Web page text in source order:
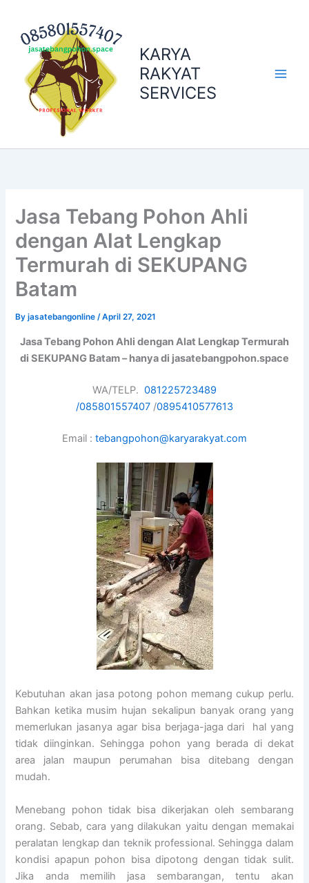
content
KARYA
RAKYAT
SERVICES
Jasa Tebang Pohon Ahli
dengan Alat Lengkap
Termurah di SEKUPANG
Batam
Byjasatebangonline/April 27, 2021
Jasa Tebang Pohon Ahli dengan Alat Lengkap Termurah
di SEKUPANG Batam – hanya di jasatebangpohon.space
WA/TELP. 081225723489
/085801557407 /0895410577613
Email : tebangpohon@karyarakyat.com
Kebutuhan akan jasa potong pohon memang cukup perlu.
Bahkan ketika musim hujan sekalipun banyak orang yang
memerlukan jasanya agar bisa berjaga-jaga dari hal yang
tidak diinginkan. Sehingga pohon yang berada di dekat
area jalan maupun perumahan bisa ditebang dengan
mudah.
Menebang pohon tidak bisa dikerjakan oleh sembarang
orang. Sebab, cara yang dilakukan yaitu dengan memakai
peralatan lengkap dan teknik professional. Sehingga dalam
kondisi apapun pohon bisa dipotong dengan tidak sulit.
Jika anda memilih jasa sembarangan, tentu akan